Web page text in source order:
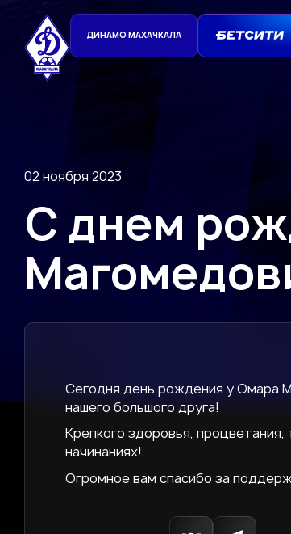
ДИНАМО МАХАЧКАЛА
02 ноября 2023
С днем
Сегодня день рождения у Омара
нашего большого друга!
Крепкого здоровья,
начинаниях!
Огромное вам спасибо за